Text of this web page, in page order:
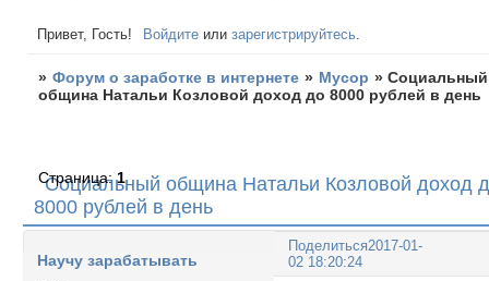
Привет, Гость! Войдите илизарегистрируйтесь
» Форум о заработке в интернете » Мусор »Социальный
община Натальи Козловой доход до 8000 рублей в день
Социальный община Натальи Козловой доход
8000 рублей в день
Страница:1
Поделиться2017-01-
02 18:20:24
Научу зарабатывать